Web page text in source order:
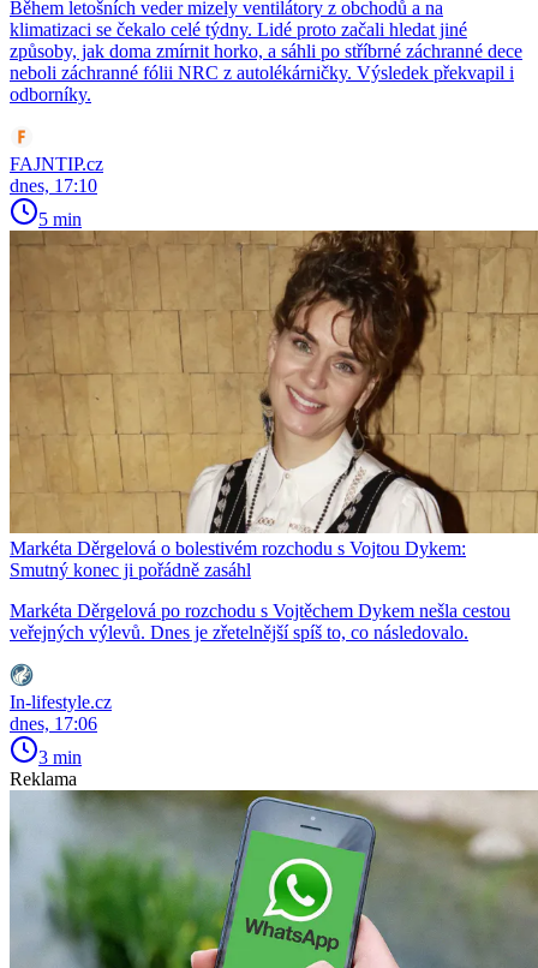
Během letošních veder mizely ventilátory z obchodů a na
klimatizaci se čekalo celé týdny. Lidé proto začali hledat jiné
způsoby, jak doma zmírnit horko, a sáhli po stříbrné záchranné dece
neboli záchranné fólii NRC z autolékárničky. Výsledek překvapil i
odborníky.
FAJNTIP.cz
dnes, 17:10
5 min
Markéta Děrgelová o bolestivém rozchodu s Vojtou Dykem:
Smutný konec ji pořádně zasáhl
Markéta Děrgelová po rozchodu s Vojtěchem Dykem nešla cestou
veřejných výlevů. Dnes je zřetelnější spíš to, co následovalo.
In-lifestyle.cz
dnes, 17:06
3 min
Reklama